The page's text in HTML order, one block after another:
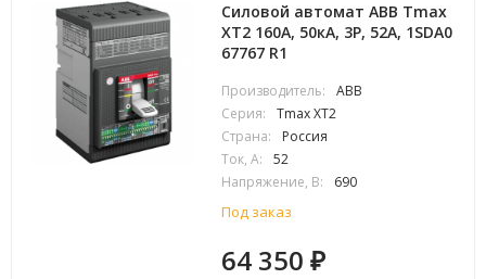
Силовой автомат ABB Tmax
XT2 160А, 50кА, 3P, 52А, 1SDA0
67767 R1
Производитель:
ABB
Серия:
Tmax XT2
Страна:
Россия
Ток, А:
52
Напряжение, В:
690
Под заказ
64 350₽